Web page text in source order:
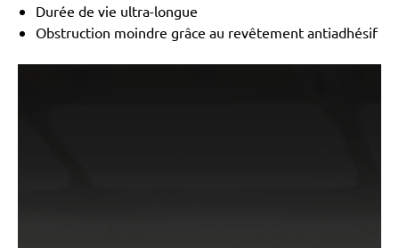
Durée de vie ultra-longue
Obstruction moindre grâce au revêtement antiadhésif